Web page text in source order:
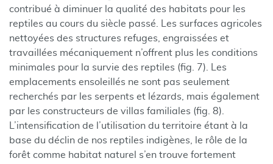
contribué à diminuer la qualité des habitats pour les
reptiles au cours du siècle passé. Les surfaces agricoles
nettoyées des structures refuges, engraissées et
travaillées mécaniquement n’offrent plus les conditions
minimales pour la survie des reptiles (fig. 7). Les
emplacements ensoleillés ne sont pas seulement
recherchés par les serpents et lézards, mais également
par les constructeurs de villas familiales (fig. 8).
L’intensification de l’utilisation du territoire étant à la
base du déclin de nos reptiles indigènes, le rôle de la
forêt comme habitat naturel s’en trouve fortement